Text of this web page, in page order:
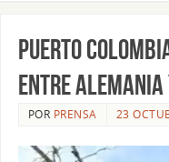
PUERTO
ENTRE
POR PRENSA 23